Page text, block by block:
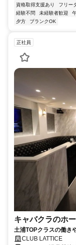
資格取得支援あり
フリー
経験不問
未経験者歓迎
夕方
ブランクOK
正社員
キャバクラのホ
土浦TOPクラスの働き
Newスタッフを大募集
CLUB LATTICE